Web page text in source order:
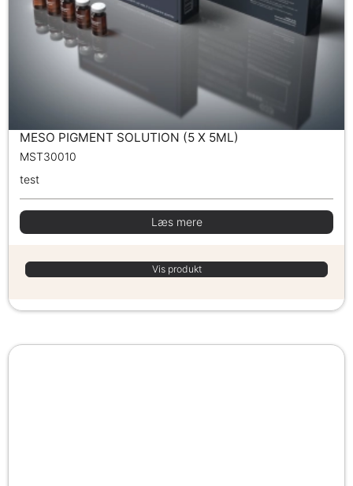
MESO PIGMENT SOLUTION (5 X 5ML)
MST30010
test
Læs mere
Vis produkt